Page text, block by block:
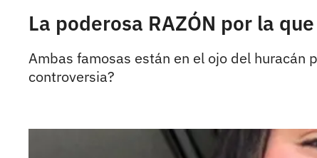
La poderosa RAZÓN por la
Ambas famosas están en el ojo del huracán
controversia?